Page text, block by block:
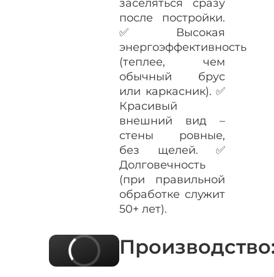
заселяться сразу
после постройки.
✅ Высокая
энергоэффективность
(теплее, чем
обычный брус
или каркасник). ✅
Красивый
внешний вид –
стены ровные,
без щелей. ✅
Долговечность
(при правильной
обработке служит
50+ лет).